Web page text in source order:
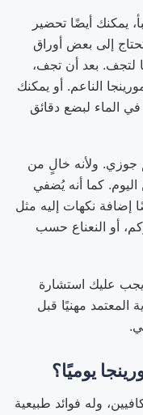
يمكنك أيضًا تحضير
إلى بعض أوراق
لتجف. بعد أن تجف،
الناعم. أو يمكنك
الماء لبضع دقائق
جوزي. ولأنه خالٍ من
كما أنه يُضفي
إضافة نكهات إليه مثل
أو النعناع حسب
عليك استشارة
المعتمد مهنيًا قبل
يوميًا؟
وله فوائد طبيعية